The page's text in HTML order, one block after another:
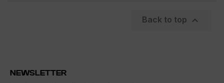
Back to top 
NEWSLETTER